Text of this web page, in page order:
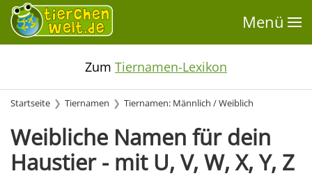
Menü
Zum Tiernamen-Lexikon
Startseite Tiernamen Tiernamen: Männlich / Weiblich
Weibliche Namen für dein
Haustier - mit U, V, W, X, Y, Z